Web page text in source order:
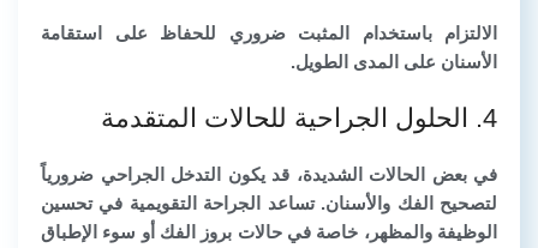
الالتزام باستخدام المثبت ضروري للحفاظ على استقامة
الأسنان على المدى الطويل.
4. الحلول الجراحية للحالات المتقدمة
في بعض الحالات الشديدة، قد يكون التدخل الجراحي ضرورياً
لتصحيح الفك والأسنان. تساعد الجراحة التقويمية في تحسين
الوظيفة والمظهر، خاصة في حالات بروز الفك أو سوء الإطباق